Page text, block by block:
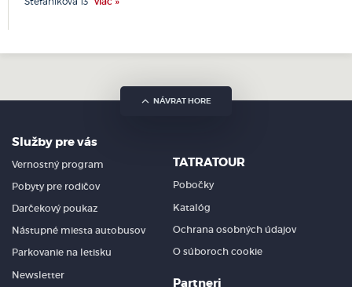
Ružomberok
Skalica
Slavičín
Snina
Sobrance
Spišská Nová Ves
NÁVRAT HORE
Služby pre vás
Vernostný program
Pobyty pre rodičov
Darčekový poukaz
Nástupné miesta autobusov
Parkovanie na letisku
Newsletter
TATRATOUR
Pobočky
Katalóg
Ochrana osobných údajov
O súboroch cookie
Partneri